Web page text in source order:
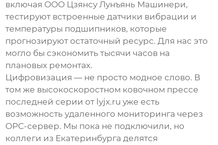
включая ООО Цзянсу Лунъянь Машинери,
тестируют встроенные датчики вибрации и
температуры подшипников, которые
прогнозируют остаточный ресурс. Для нас это
могло бы сэкономить тысячи часов на
плановых ремонтах.
Цифровизация — не просто модное слово. В
том же высокоскоростном ковочном прессе
последней серии от lyjx.ru уже есть
возможность удаленного мониторинга через
OPC-сервер. Мы пока не подключили, но
коллеги из Екатеринбурга делятся